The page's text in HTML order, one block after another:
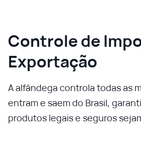
Controle de
Exportação
A alfândega controla todas as
entram e saem do Brasil,
produtos legais e seguros